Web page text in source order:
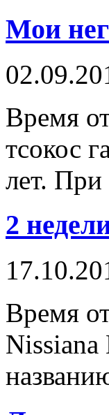
Мои
Время
тсокос
лет. При
2
Время